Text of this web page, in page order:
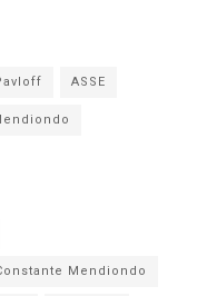
ASSE
Mendiondo